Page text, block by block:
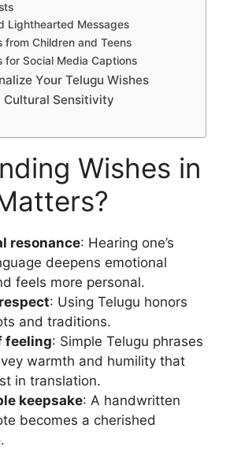
Lighthearted Messages
from Children and Teens
for Social Media Captions
Your Telugu Wishes
Cultural Sensitivity
Wishes in
resonance: Hearing one’s
deepens emotional
feels more personal.
: Using Telugu honors
and traditions.
feeling: Simple Telugu phrases
warmth and humility that
in translation.
keepsake: A handwritten
becomes a cherished